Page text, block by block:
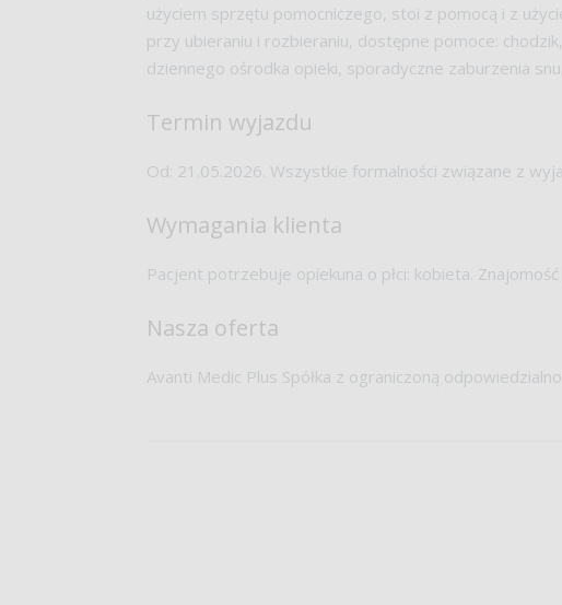
użyciem sprzętu pomocniczego, stoi z pomocą i z
przy ubieraniu i rozbieraniu, dostępne pomoce:
dziennego ośrodka opieki, sporadyczne zaburzenia
Termin wyjazdu
Od: 21.05.2026. Wszystkie formalności związane z
Wymagania klienta
Pacjent potrzebuje opiekuna o płci: kobieta.
Nasza oferta
Avanti Medic Plus Spółka z ograniczoną